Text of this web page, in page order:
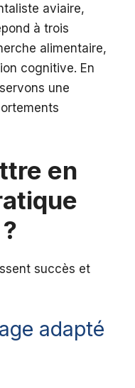
aviaire,
à trois
alimentaire,
cognitive. En
une
en
succès et
adapté